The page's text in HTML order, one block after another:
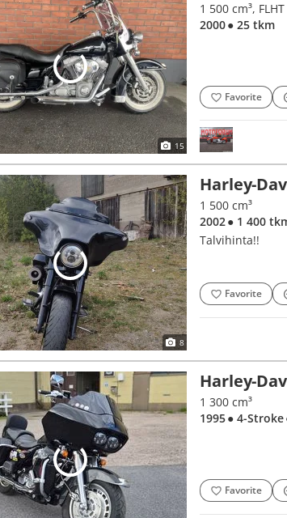
15
1 500 cm³,
2000● 25 tkm
Favorite
8
Harley-
1 500 cm³
2002● 1 400
Talvihinta!!
Favorite
Harley-
1 300 cm³
1995● 4-Stroke
Favorite